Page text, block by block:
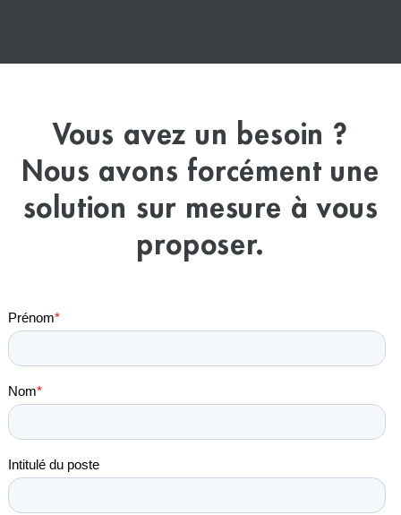
Vous avez un besoin ?
Nous avons forcément une
solution sur mesure à vous
proposer.